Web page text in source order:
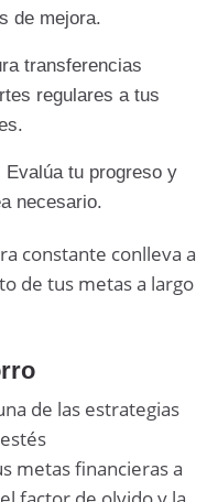
de mejora.
transferencias
regulares a tus
Evalúa tu progreso y
necesario.
constante conlleva a
de tus metas a largo
de las estrategias
metas financieras a